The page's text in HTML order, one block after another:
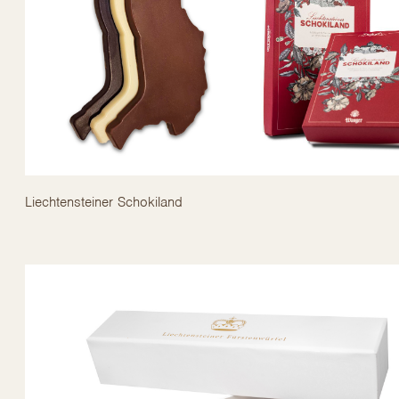
Liechtensteiner Schokiland